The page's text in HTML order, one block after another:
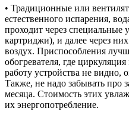
• Традиционные или
естественного испарения,
проходит через
картриджи), и далее через
воздух. Приспособления
обогревателя, где
работу устройства не видно,
Также, не надо забывать про
месяца. Стоимость этих
их энергопотребление.